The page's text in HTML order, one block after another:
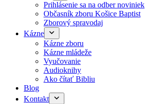
Prihlásenie sa na odber noviniek
Občasník zboru Košice Baptist
Zborový spravodaj
Kázne
Kázne zboru
Kázne mládeže
Vyučovanie
Audioknihy
Ako čítať Bibliu
Blog
Kontakt